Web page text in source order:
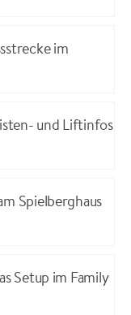
im
und Liftinfos
Spielberghaus
Setup im Family